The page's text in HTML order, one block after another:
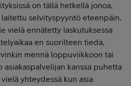
on tällä hetkellä jonoa,
selvityspyyntö eteenpäin,
vielä ennätetty laskutuksessa
en suorilteen tiedä,
mennä loppuviikkoon tai
kanssa puhetta
yhteydessä kun asia